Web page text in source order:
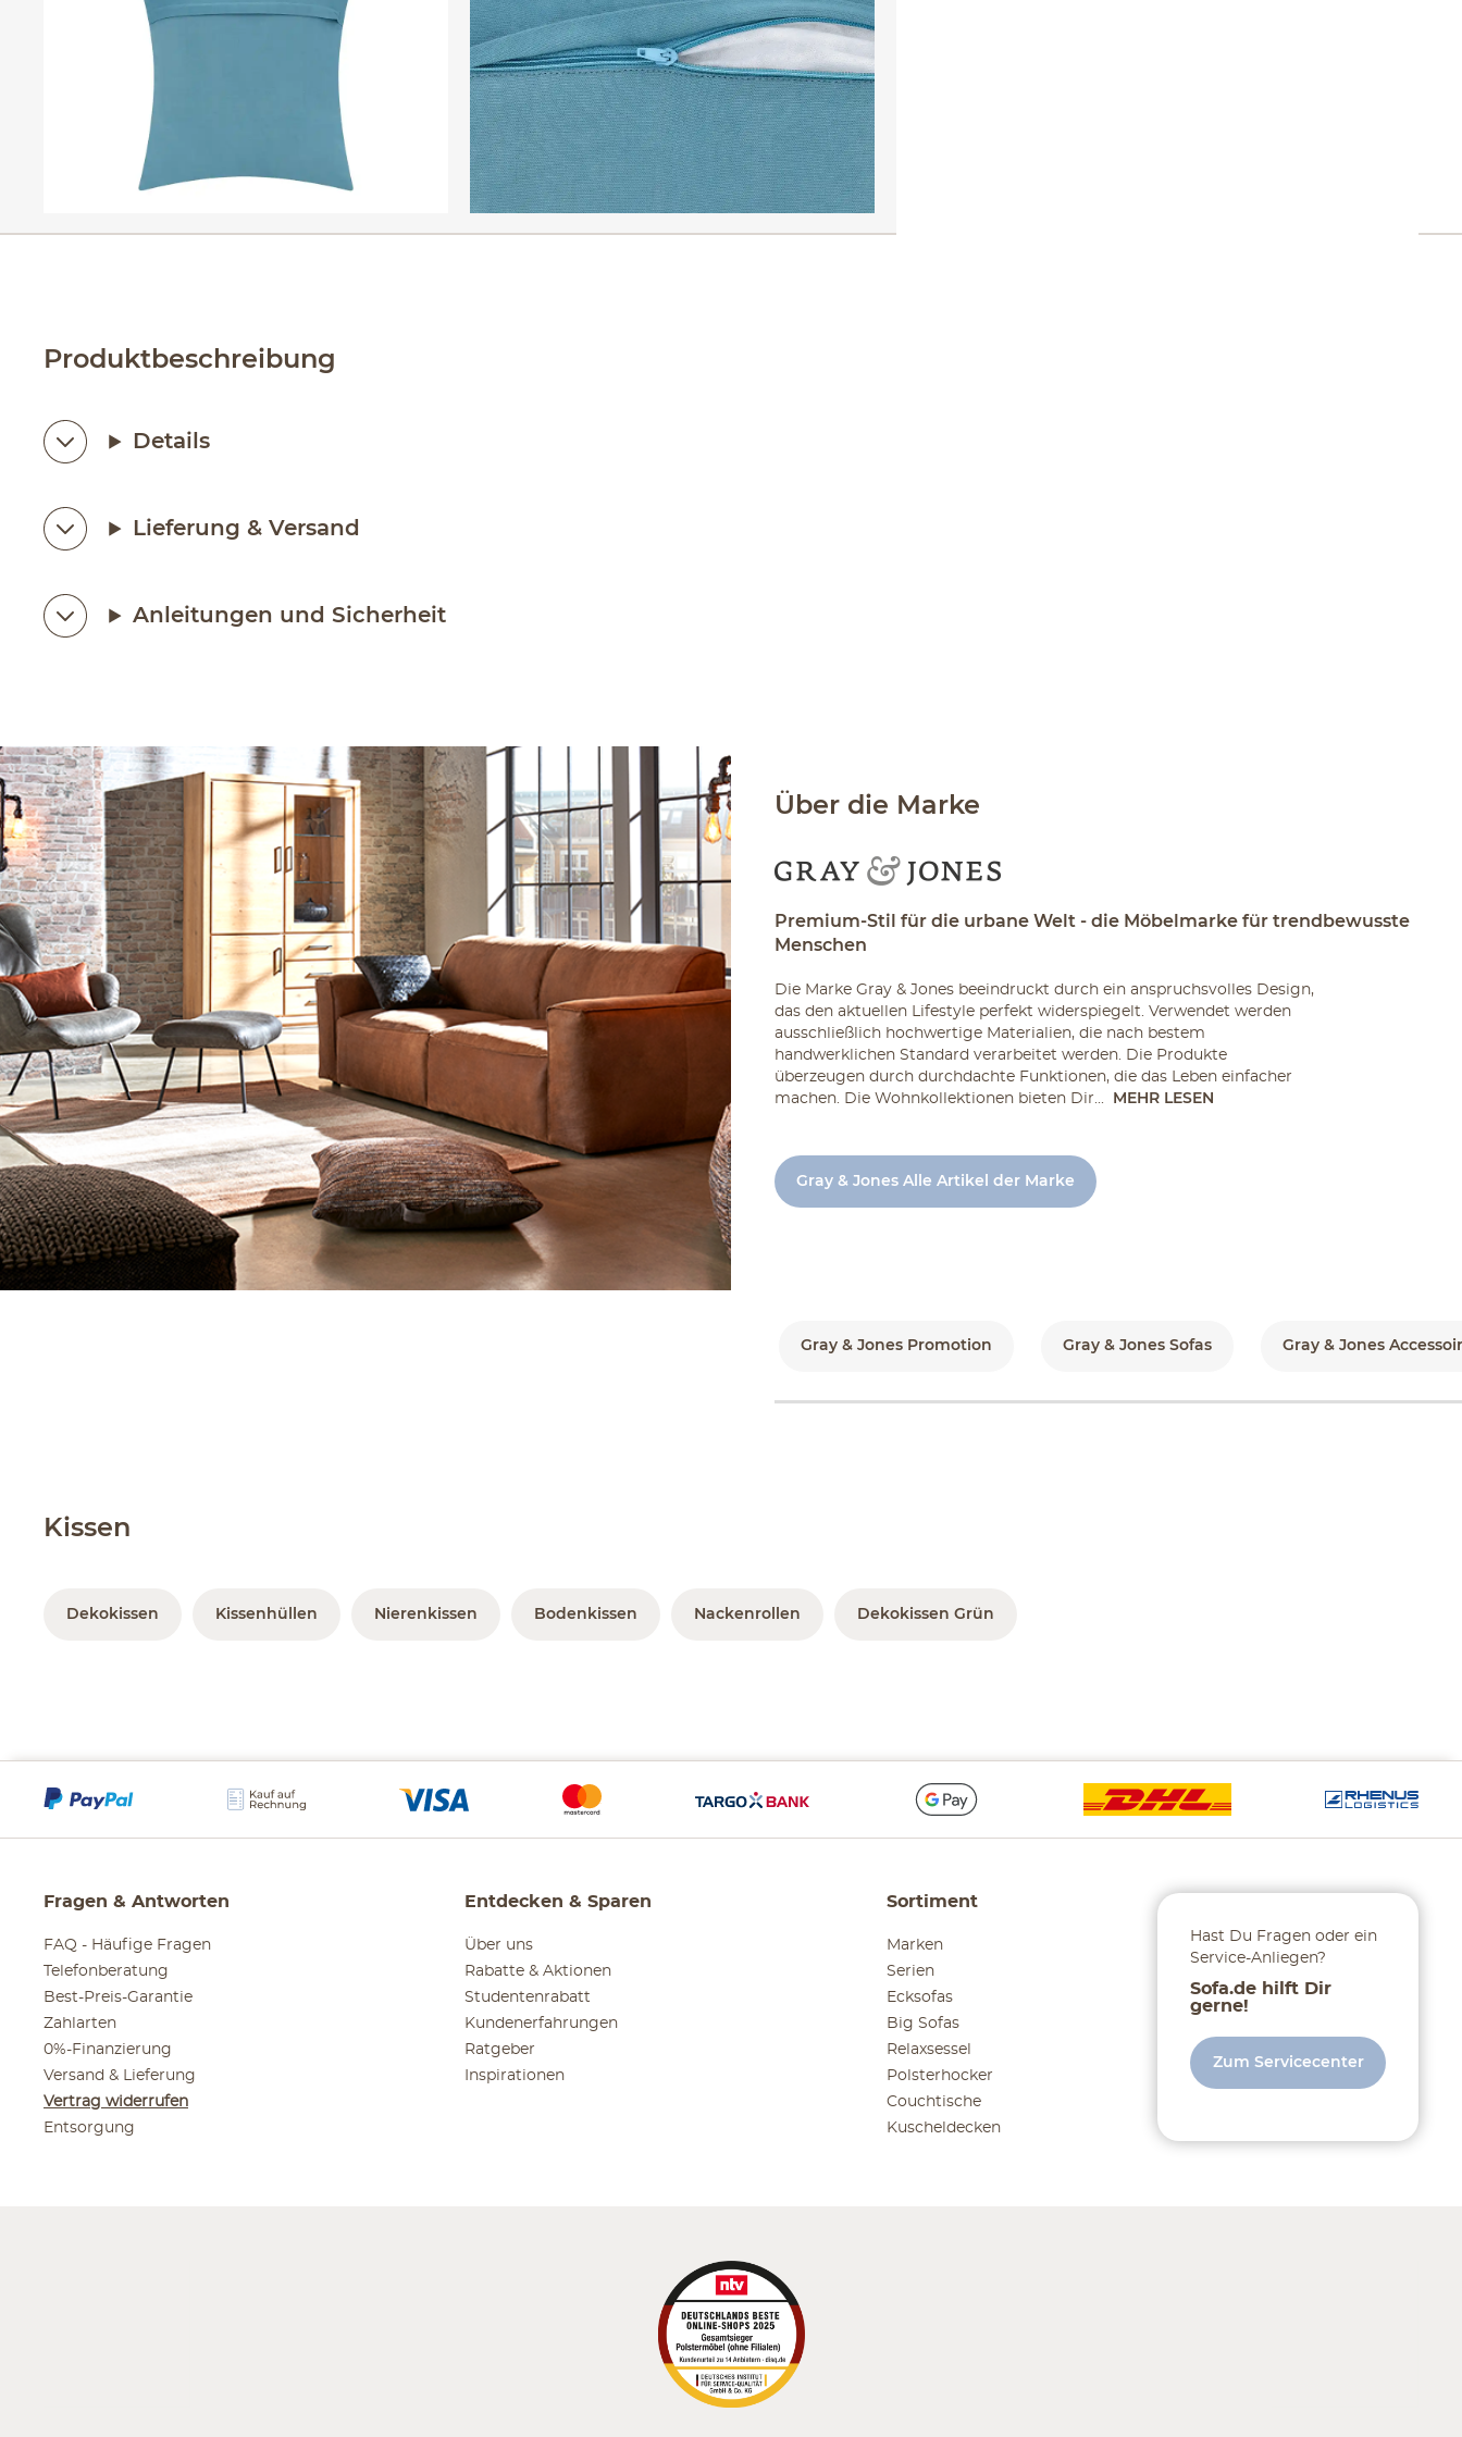
Produktbeschreibung
Details
Lieferung & Versand
Anleitungen und Sicherheit
Über die Marke
Premium-Stil für die urbane Welt - die Möbelmarke für trendbewusste
Menschen
Die Marke Gray & Jones beeindruckt durch ein anspruchsvolles Design,
das den aktuellen Lifestyle perfekt widerspiegelt. Verwendet werden
ausschließlich hochwertige Materialien, die nach bestem
handwerklichen Standard verarbeitet werden. Die Produkte
überzeugen durch durchdachte Funktionen, die das Leben einfacher
machen. Die Wohnkollektionen bieten Dir...
MEHR LESEN
Gray & Jones Alle Artikel der Marke
Gray & Jones Promotion Gray & Jones Sofas Gray & Jones
Kissen
Dekokissen Kissenhüllen Nierenkissen Bodenkissen Nackenrollen Dekokissen Grün
Fragen & Antworten
FAQ - Häufige Fragen
Telefonberatung
Best-Preis-Garantie
Zahlarten
0%-Finanzierung
Versand & Lieferung
Vertrag widerrufen
Entsorgung
Entdecken & Sparen
Über uns
Rabatte & Aktionen
Studentenrabatt
Kundenerfahrungen
Ratgeber
Inspirationen
Sortiment
Marken
Serien
Ecksofas
Big Sofas
Relaxsessel
Polsterhocker
Couchtische
Kuscheldecken
Hast Du Fragen oder ein
Service-Anliegen?
Sofa.de hilft Dir
gerne!
Zum Servicecenter